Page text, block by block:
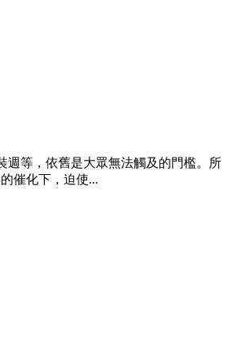
週等，依舊是大眾無法觸及的門檻。所
催化下，迫使...